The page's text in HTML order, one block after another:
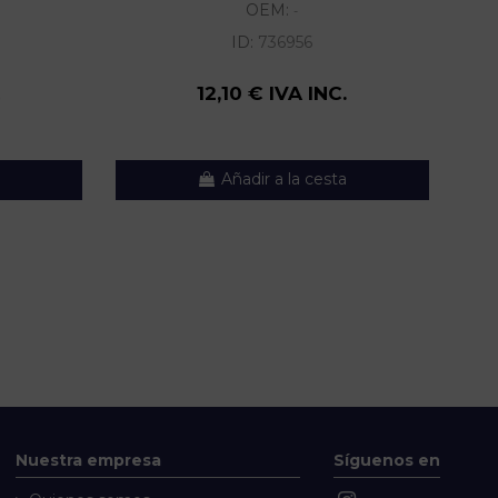
OEM: -
ID: 736956
12,10 € IVA INC.
Añadir a la cesta
Nuestra empresa Síguenos en